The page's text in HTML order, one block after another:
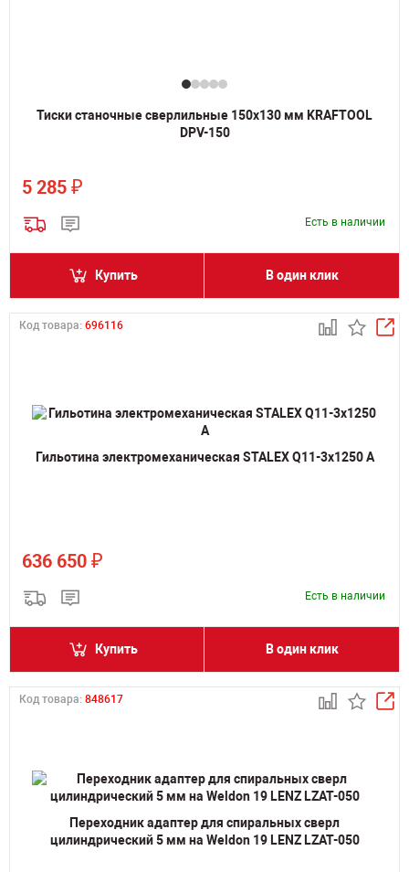
Тиски станочные сверлильные 150х130 мм KRAFTOOL
DPV-150
5 285 ₽
Есть в наличии
Купить В один клик
Код товара: 696116
Гильотина электромеханическая STALEX Q11-3x1250 A
636 650 ₽
Есть в наличии
Купить В один клик
Код товара: 848617
Переходник адаптер для спиральных сверл
цилиндрический 5 мм на Weldon 19 LENZ LZAT-050